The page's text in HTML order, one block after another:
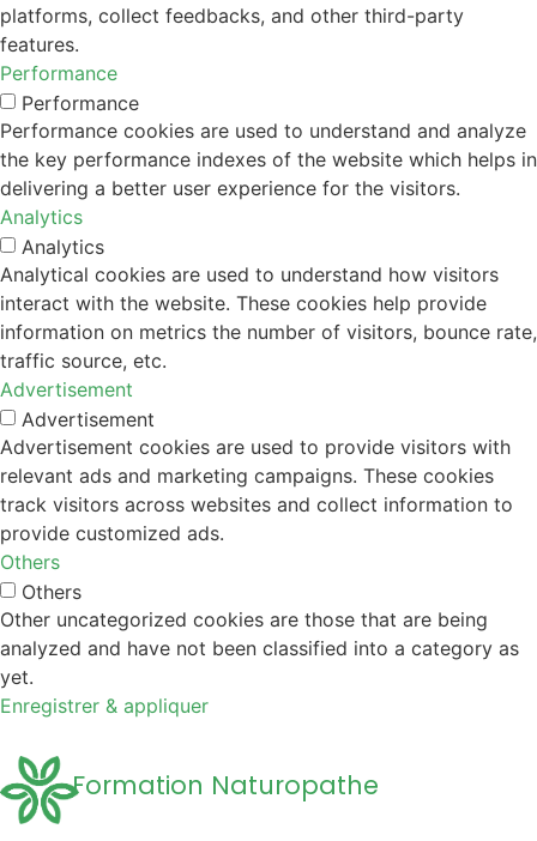
platforms, collect feedbacks, and other third-party
features.
Performance
Performance
Performance cookies are used to understand and analyze
the key performance indexes of the website which helps in
delivering a better user experience for the visitors.
Analytics
Analytics
Analytical cookies are used to understand how visitors
interact with the website. These cookies help provide
information on metrics the number of visitors, bounce rate,
traffic source, etc.
Advertisement
Advertisement
Advertisement cookies are used to provide visitors with
relevant ads and marketing campaigns. These cookies
track visitors across websites and collect information to
provide customized ads.
Others
Others
Other uncategorized cookies are those that are being
analyzed and have not been classified into a category as
yet.
Enregistrer & appliquer
Formation Naturopathe